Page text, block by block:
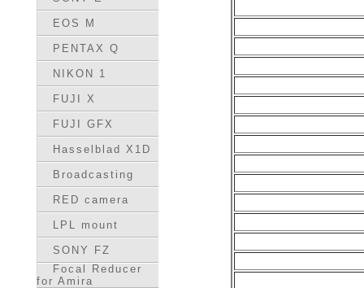
EOS M
PENTAX Q
NIKON 1
FUJI X
FUJI GFX
Hasselblad X1D
Broadcasting
RED camera
LPL mount
SONY FZ
Focal Reducer
for Amira